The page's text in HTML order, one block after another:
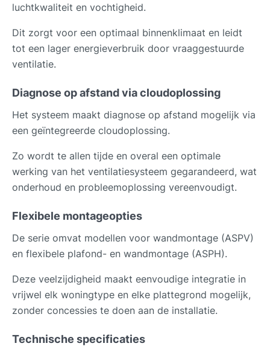
luchtkwaliteit en vochtigheid.
Dit zorgt voor een optimaal binnenklimaat en leidt
tot een lager energieverbruik door vraaggestuurde
ventilatie.
Diagnose op afstand via cloudoplossing
Het systeem maakt diagnose op afstand mogelijk via
een geïntegreerde cloudoplossing.
Zo wordt te allen tijde en overal een optimale
werking van het ventilatiesysteem gegarandeerd, wat
onderhoud en probleemoplossing vereenvoudigt.
Flexibele montageopties
De serie omvat modellen voor wandmontage (ASPV)
en flexibele plafond- en wandmontage (ASPH).
Deze veelzijdigheid maakt eenvoudige integratie in
vrijwel elk woningtype en elke plattegrond mogelijk,
zonder concessies te doen aan de installatie.
Technische specificaties